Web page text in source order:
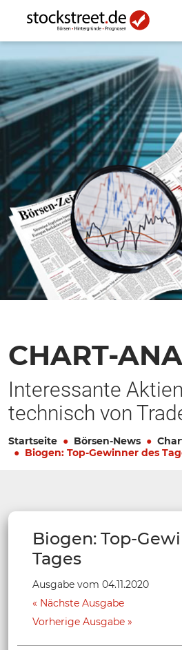
CHART-
Interessante
technisch von
Startseite Börsen-News
Biogen: Top-Gewinner des
Biogen: Top-
Tages
Ausgabe vom 04.11.2020
Nächste Ausgabe
Vorherige Ausgabe